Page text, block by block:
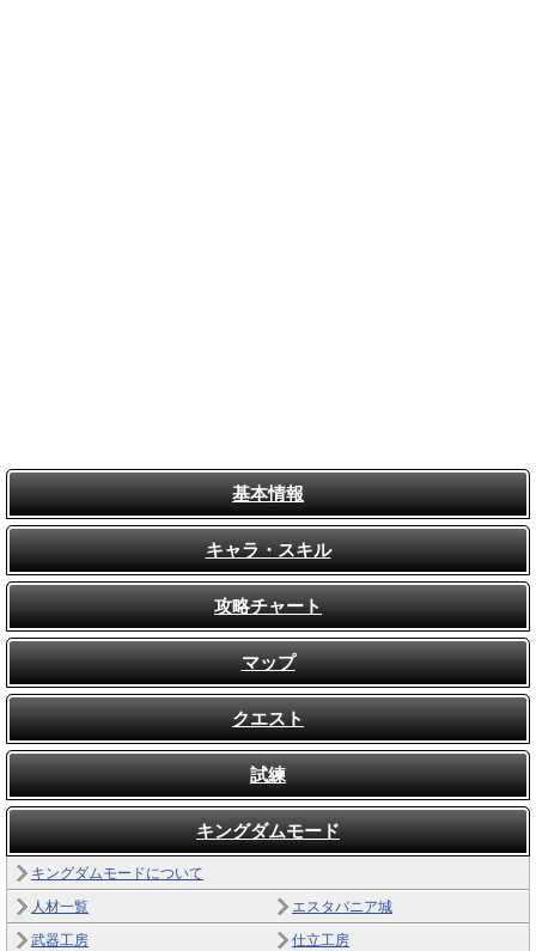
基本情報
キャラ・スキル
攻略チャート
マップ
クエスト
試練
キングダムモード
キングダムモードについて
人材一覧
エスタバニア城
武器工房
仕立工房